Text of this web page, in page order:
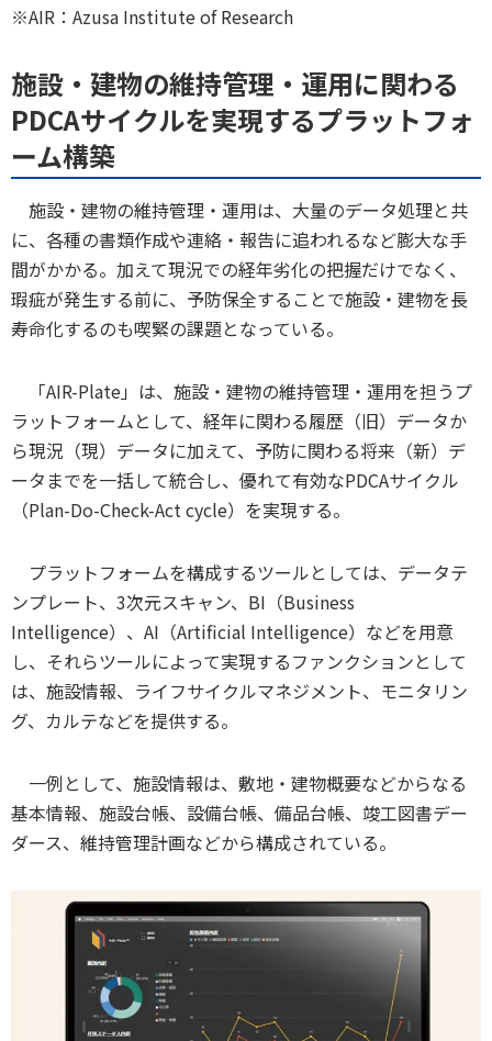
※AIR：Azusa Institute of Research
施設・建物の維持管理・運用に関わる
PDCAサイクルを実現するプラットフォ
ーム構築
施設・建物の維持管理・運用は、大量のデータ処理と共
に、各種の書類作成や連絡・報告に追われるなど膨大な手
間がかかる。加えて現況での経年劣化の把握だけでなく、
瑕疵が発生する前に、予防保全することで施設・建物を長
寿命化するのも喫緊の課題となっている。
「AIR-Plate」は、施設・建物の維持管理・運用を担うプ
ラットフォームとして、経年に関わる履歴（旧）データか
ら現況（現）データに加えて、予防に関わる将来（新）デ
ータまでを一括して統合し、優れて有効なPDCAサイクル
（Plan-Do-Check-Act cycle）を実現する。
プラットフォームを構成するツールとしては、データテ
ンプレート、3次元スキャン、BI（Business
Intelligence）、AI（Artificial Intelligence）などを用意
し、それらツールによって実現するファンクションとして
は、施設情報、ライフサイクルマネジメント、モニタリン
グ、カルテなどを提供する。
一例として、施設情報は、敷地・建物概要などからなる
基本情報、施設台帳、設備台帳、備品台帳、竣工図書デー
ダース、維持管理計画などから構成されている。